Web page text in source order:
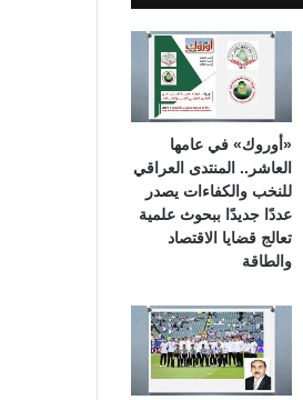
«أوروك» في عامها
العاشر.. المنتدى العراقي
للنخب والكفاءات يصدر
عددًا جديدًا ببحوث علمية
تعالج قضايا الاقتصاد
والطاقة